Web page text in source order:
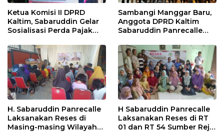
Ketua Komisi II DPRD
Kaltim, Sabaruddin Gelar
Sosialisasi Perda Pajak
Sepinggan Raya
Balikpapan
Sambangi Manggar Baru,
Anggota DPRD Kaltim
Sabaruddin Panrecalle
Balikpapan
H. Sabaruddin Panrecalle
Laksanakan Reses di
Masing-masing Wilayah
H Sabaruddin Panrecalle
Laksanakan Reses di RT
01 dan RT 54 Sumber Rejo